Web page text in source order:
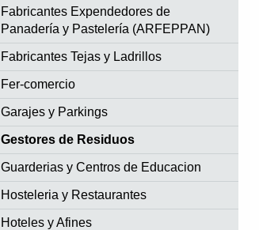
Fabricantes Expendedores de
Panadería y Pastelería (ARFEPPAN)
Fabricantes Tejas y Ladrillos
Fer-comercio
Garajes y Parkings
Gestores de Residuos
Guarderias y Centros de Educacion
Hosteleria y Restaurantes
Hoteles y Afines